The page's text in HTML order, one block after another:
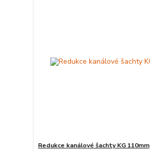
Redukce kanálové šachty KG 110mm